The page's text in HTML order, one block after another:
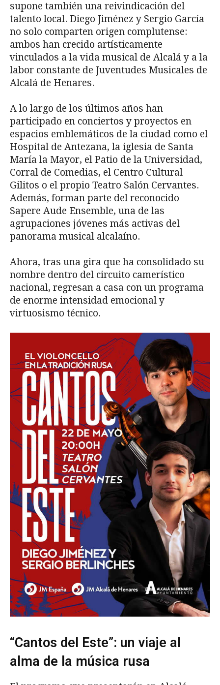
supone también una reivindicación del
talento local. Diego Jiménez y Sergio García
no solo comparten origen complutense:
ambos han crecido artísticamente
vinculados a la vida musical de Alcalá y a la
labor constante de Juventudes Musicales de
Alcalá de Henares.
A lo largo de los últimos años han
participado en conciertos y proyectos en
espacios emblemáticos de la ciudad como el
Hospital de Antezana, la iglesia de Santa
María la Mayor, el Patio de la Universidad,
Corral de Comedias, el Centro Cultural
Gilitos o el propio Teatro Salón Cervantes.
Además, forman parte del reconocido
Sapere Aude Ensemble, una de las
agrupaciones jóvenes más activas del
panorama musical alcalaíno.
Ahora, tras una gira que ha consolidado su
nombre dentro del circuito camerístico
nacional, regresan a casa con un programa
de enorme intensidad emocional y
virtuosismo técnico.
“Cantos del Este”: un viaje al
alma de la música rusa